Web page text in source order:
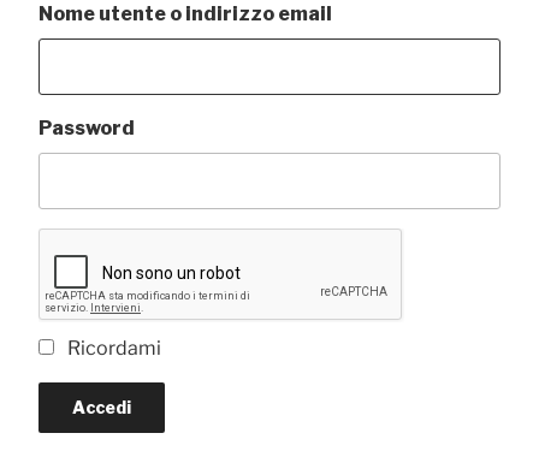
Nome utente o indirizzo email
Password
Ricordami
Accedi